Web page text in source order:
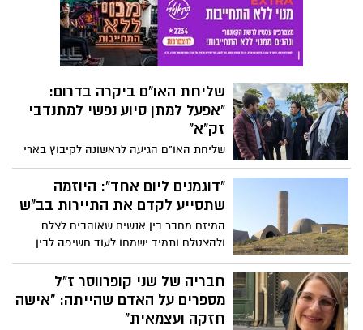
גופתו מוחזקת בעזה: "שמך ייחקק לעד
בספרי ההיסטוריה של הנגב והמשטרה"
שליחת האו"ם ביקרה בדרום:
"אפעל למתן סיוע נפשי למתנדבי
זק"א"
שליחת האו"ם הגיעה לראשונה לקיבוץ בארי
וסיירה במקום יחד עם קמב"צ זק"א לכיש
ונציגי הקיבוץ ושמעה מהם את הזוועות
הנוראיות שהתרחשו במקום
"דוגמנים ליום אחד": היוזמה
שתסייע לקדם את התיירות בב"ש
המיזם מחבר בין אנשים שאוהבים לצלם
ולהצטלם ותמיד ישמחו לעוד חשיפה לבין
אתרי תיירות בארץ, שבעיקר בעת הזו, בצל
מלחמה, ישמחו לחשיפה נוספת
חבריה של שני קופרווסר ז"ל
מספרים על האדם שהייתה: "אישה
חזקה ועצמאית"